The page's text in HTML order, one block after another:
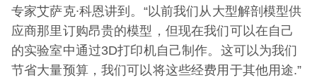
专家艾萨克∙科恩讲到。“以前我们从大型解剖模型供
应商那里订购昂贵的模型，但现在我们可以在自己
的实验室中通过3D打印机自己制作。这可以为我们
节省大量预算，我们可以将这些经费用于其他用途.”